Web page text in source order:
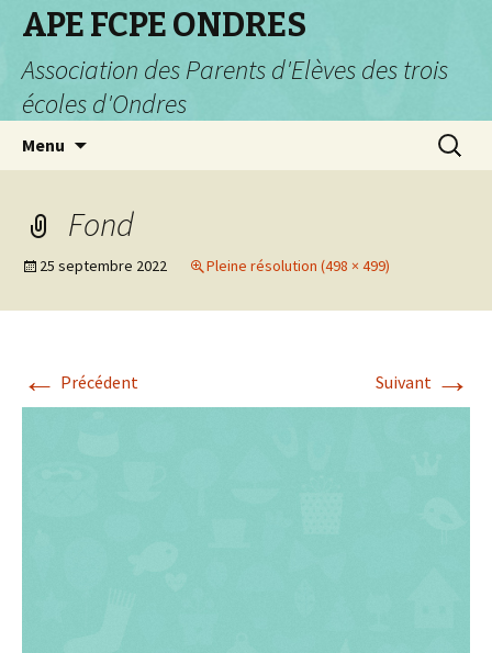
APE FCPE ONDRES
Association des Parents d'Elèves des trois
écoles d'Ondres
Menu
Fond
25 septembre 2022 Pleine résolution (498 × 499)
← Précédent Suivant →